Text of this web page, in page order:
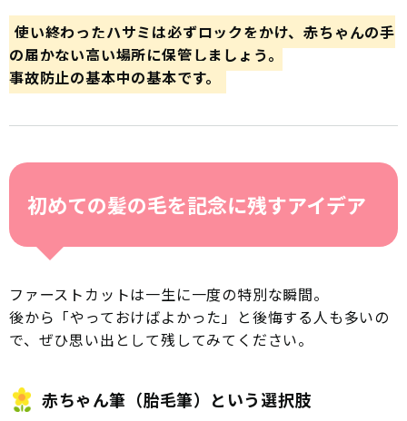
使い終わったハサミは必ずロックをかけ、赤ちゃんの手
の届かない高い場所に保管しましょう。
事故防止の基本中の基本です。
初めての髪の毛を記念に残すアイデア
ファーストカットは一生に一度の特別な瞬間。
後から「やっておけばよかった」と後悔する人も多いの
で、ぜひ思い出として残してみてください。
赤ちゃん筆（胎毛筆）という選択肢